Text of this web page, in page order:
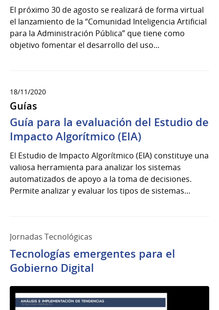
El próximo 30 de agosto se realizará de forma virtual
el lanzamiento de la “Comunidad Inteligencia Artificial
para la Administración Pública” que tiene como
objetivo fomentar el desarrollo del uso...
18/11/2020
Guías
Guía para la evaluación del Estudio de
Impacto Algorítmico (EIA)
El Estudio de Impacto Algorítmico (EIA) constituye una
valiosa herramienta para analizar los sistemas
automatizados de apoyo a la toma de decisiones.
Permite analizar y evaluar los tipos de sistemas…
Jornadas Tecnológicas
Tecnologías emergentes para el
Gobierno Digital